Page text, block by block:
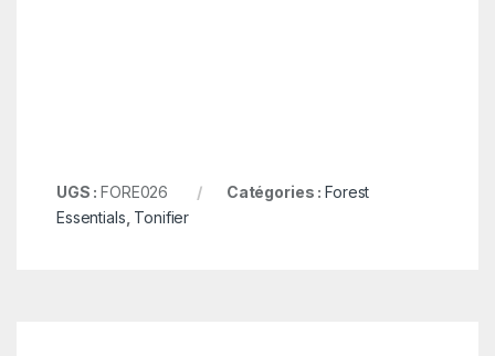
UGS :FORE026 Catégories :Forest
Essentials Tonifier